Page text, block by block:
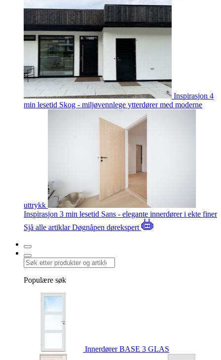
Inspirasjon 4
min lesetid Skog - miljøvennlege ytterdører med moderne
uttrykk
Inspirasjon 3 min lesetid Sans - elegante innerdører i ekte finer
Sjå alle artiklarDøgnåpen dørekspert
Populære søk
InnerdørerBASE 3 GLAS